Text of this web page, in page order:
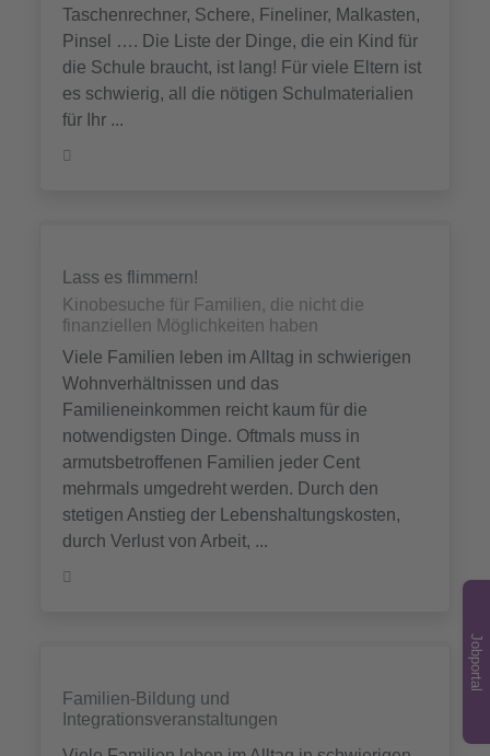
Taschenrechner, Schere, Fineliner, Malkasten,
Pinsel …. Die Liste der Dinge, die ein Kind für
die Schule braucht, ist lang! Für viele Eltern ist
es schwierig, all die nötigen Schulmaterialien
für Ihr ...
Lass es flimmern!
Kinobesuche für Familien, die nicht die
finanziellen Möglichkeiten haben
Viele Familien leben im Alltag in schwierigen
Wohnverhältnissen und das
Familieneinkommen reicht kaum für die
notwendigsten Dinge. Oftmals muss in
armutsbetroffenen Familien jeder Cent
mehrmals umgedreht werden. Durch den
stetigen Anstieg der Lebenshaltungskosten,
durch Verlust von Arbeit, ...
Familien-Bildung und
Integrationsveranstaltungen
Jobportal